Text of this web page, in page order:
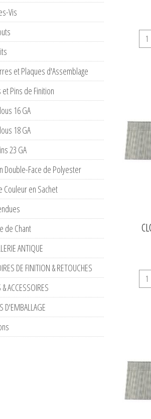
Vis
et Plaques d'Assemblage
et Pins de Finition
16 GA
18 GA
23 GA
Double-Face de Polyester
Couleur en Sachet
de Chant
ANTIQUE
DE FINITION & RETOUCHES
ACCESSOIRES
D'EMBALLAGE